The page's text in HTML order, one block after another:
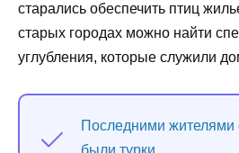
старались обеспечить птиц
старых городах можно найти
углубления, которые служили
Последними жителями